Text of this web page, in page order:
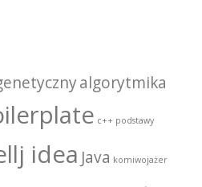
algorytmika
c++ podstawy
idea Java komiwojażer